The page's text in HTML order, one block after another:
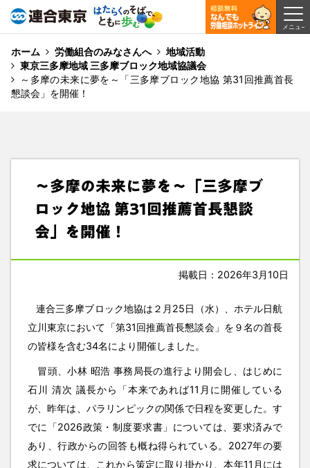
ホーム 労働組合のみなさんへ
地域活動
東京三多摩地域 三多摩ブロック地域協議会
～多摩の未来に夢を～「三多摩ブロック地協 第31回推薦首長
懇談会」を開催！
～多摩の未来に夢を～「三多摩ブ
ロック地協 第31回推薦首長懇談
会」を開催！
掲載日：2026年3月10日
連合三多摩ブロック地協は２月25日（水）、ホテル日航
立川東京において「第31回推薦首長懇談会」を９名の首長
の皆様を含む34名により開催しました。
冒頭、小林 昭浩 事務局長の進行より開会し、はじめに
石川 清次 議長から「本来であれば11月に開催している
が、昨年は、パラリンピックの関係で日程を変更した。す
でに「2026政策・制度要求書」については、要求済みで
あり、行政からの回答も概ね得られている。2027年の要
求については、これから策定に取り掛かり、本年11月には